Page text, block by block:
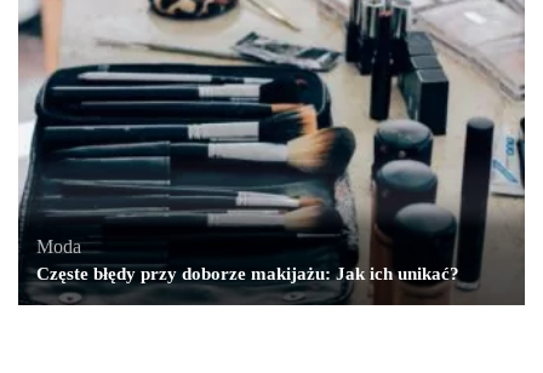
Moda
Częste błędy przy doborze makijażu: Jak ich unikać?